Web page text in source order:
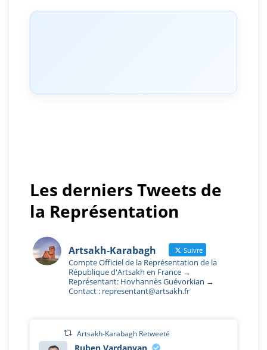
Les derniers Tweets de
la Représentation
Artsakh-Karabagh Suivre
Compte Officiel de la Représentation de la
République d'Artsakh en France →
Représentant: Hovhannès Guévorkian →
Contact : representant@artsakh.fr
Artsakh-Karabagh Retweeté
Ruben Vardanyan